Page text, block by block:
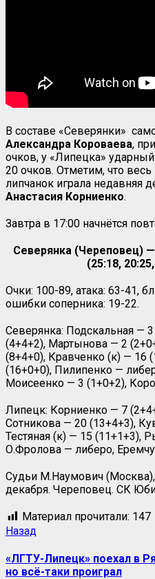
В составе «Северянки»
Александра Короваева,
очков, у «Липецка»
20 очков. Отметим, что
липчанок играла недавняя
Анастасия Корниенко.
Завтра в 17:00 начнётся
Северянка (Череповец)
(25:18,
Очки: 100-89, атака: 63-41,
ошибки соперника: 19-22.
Северянка: Подскальная —
(4+4+2), Мартынова — 2
(8+4+0), Кравченко (к) — 16
(16+0+0), Пилипенко —
Моисеенко — 3 (1+0+2),
Липецк: Корниенко — 7
Сотникова — 20 (13+4+3),
Тестяная (к) — 15 (11+1+3),
О.Фролова — либеро,
Судьи М.Наумович
декабря. Череповец. СК
Материал прочитали: 147
Навигация
записи
Назад
«ЛГТУ-Липецк» поехал в
но всё-таки проиграл